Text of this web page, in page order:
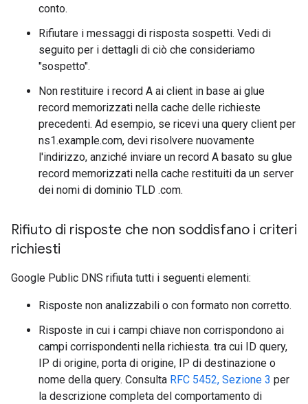
conto.
Rifiutare i messaggi di risposta sospetti. Vedi di
seguito per i dettagli di ciò che consideriamo
"sospetto".
Non restituire i record A ai client in base ai glue
record memorizzati nella cache delle richieste
precedenti. Ad esempio, se ricevi una query client per
ns1.example.com, devi risolvere nuovamente
l'indirizzo, anziché inviare un record A basato su glue
record memorizzati nella cache restituiti da un server
dei nomi di dominio TLD .com.
Rifiuto di risposte che non soddisfano i criteri
richiesti
Google Public DNS rifiuta tutti i seguenti elementi:
Risposte non analizzabili o con formato non corretto.
Risposte in cui i campi chiave non corrispondono ai
campi corrispondenti nella richiesta. tra cui ID query,
IP di origine, porta di origine, IP di destinazione o
nome della query. Consulta RFC 5452, Sezione 3 per
la descrizione completa del comportamento di